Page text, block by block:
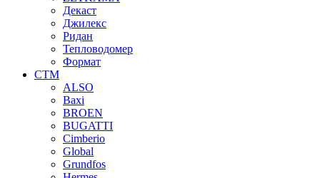
Декаст
Джилекс
Ридан
Тепловодомер
Формат
СТМ
ALSO
Baxi
BROEN
BUGATTI
Cimberio
Global
Grundfos